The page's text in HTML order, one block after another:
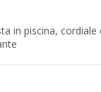
in piscina,